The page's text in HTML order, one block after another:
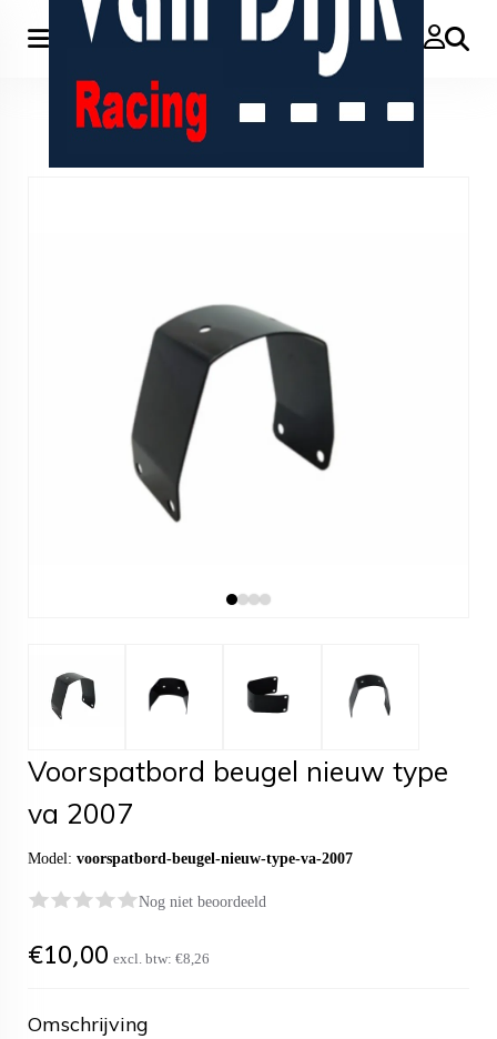
Zoeken
Voorspatbord beugel nieuw type va 2007
Voorspatbord beugel nieuw type
va 2007
Model: voorspatbord-beugel-nieuw-type-va-2007
Nog niet beoordeeld
€10,00 excl. btw: €8,26
Omschrijving